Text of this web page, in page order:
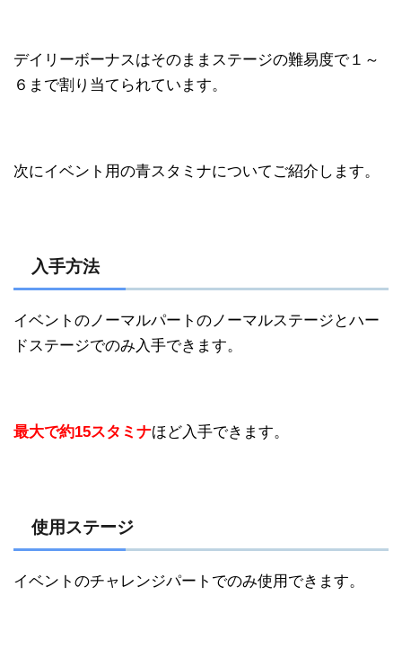
デイリーボーナスはそのままステージの難易度で１～
６まで割り当てられています。
次にイベント用の青スタミナについてご紹介します。
入手方法
イベントのノーマルパートのノーマルステージとハー
ドステージでのみ入手できます。
最大で約15スタミナほど入手できます。
使用ステージ
イベントのチャレンジパートでのみ使用できます。